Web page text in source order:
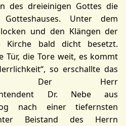
des dreieinigen Gottes die
Unter dem
und den Klängen der
bald dicht besetzt.
Tür, die Tore weit, es kommt
so erschallte das
Der Herr
Dr. Nebe aus
nach einer tiefernsten
Beistand des Herrn